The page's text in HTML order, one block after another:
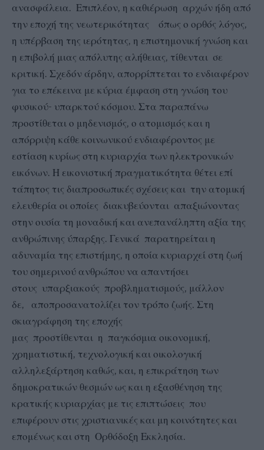
ανασφάλεια. Επιπλέον, η καθιέρωση αρχών ήδη από
την εποχή της νεωτερικότητας όπως ο ορθός λόγος,
η υπέρβαση της ιερότητας, η επιστημονική γνώση και
η επιβολή μιας απόλυτης αλήθειας, τίθενται σε
κριτική. Σχεδόν άρδην, απορρίπτεται το ενδιαφέρον
για το επέκεινα με κύρια έμφαση στη γνώση του
φυσικού- υπαρκτού κόσμου. Στα παραπάνω
προστίθεται ο μηδενισμός, ο ατομισμός και η
απόρριψη κάθε κοινωνικού ενδιαφέροντος με
εστίαση κυρίως στη κυριαρχία των ηλεκτρονικών
εικόνων. Η εικονιστική πραγματικότητα θέτει επί
τάπητος τις διαπροσωπικές σχέσεις και την ατομική
ελευθερία οι οποίες διακυβεύονται απαξιώνοντας
στην ουσία τη μοναδική και ανεπανάληπτη αξία της
ανθρώπινης ύπαρξης. Γενικά παρατηρείται η
αδυναμία της επιστήμης, η οποία κυριαρχεί στη ζωή
του σημερινού ανθρώπου να απαντήσει
στους υπαρξιακούς προβληματισμούς, μάλλον
δε, αποπροσανατολίζει τον τρόπο ζωής. Στη
σκιαγράφηση της εποχής
μας προστίθενται η παγκόσμια οικονομική,
χρηματιστική, τεχνολογική και οικολογική
αλληλεξάρτηση καθώς, και, η επικράτηση των
δημοκρατικών θεσμών ως και η εξασθένηση της
κρατικής κυριαρχίας με τις επιπτώσεις που
επιφέρουν στις χριστιανικές και μη κοινότητες και
επομένως και στη Ορθόδοξη Εκκλησία.